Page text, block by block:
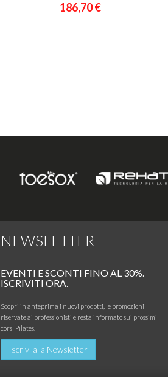
186,70 €
NEWSLETTER
EVENTI E SCONTI FINO AL 30%.
ISCRIVITI ORA.
Scopri in anteprima i nuovi prodotti, le promozioni
riservate ai professionisti e resta informato sui prossimi
corsi Pilates.
Iscrivi alla Newsletter